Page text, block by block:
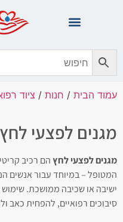
עמוד הבית / חנות / ציוד
מגנים לפצעי לחץ
מגנים לפצעי לחץהם רכיב
המטופל – במיוחד עבור אנשים
ישיבה או שכיבה ממושכת. שימוש
סיבוכים רפואיים, להפחית כאב